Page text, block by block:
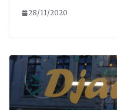
28/11/2020